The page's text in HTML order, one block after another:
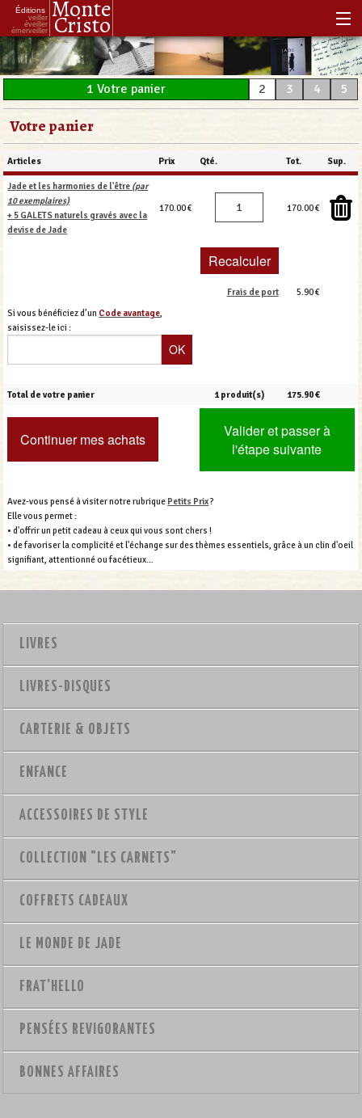
Éditions Monte
Cristo
veiller
éveiller
émerveiller
Accueil
Notre philosophie
Notre boutique
Les Réenchanteurs Associés
1Votre panier 2 3 4 5
Votre panier
Articles Prix Qté. Tot. Sup.
Jade et les harmonies de l'être (par
10 exemplaires)
+ 5 GALETS naturels gravés avec la
devise de Jade
170.00 € 170.00 €
Frais de port
5.90 €
Si vous bénéficiez d’un Code avantage,
saisissez-le ici :
Total de votre panier 1 produit(s) 175.90 €
Continuer mes achats
Valider et passer à
l'étape suivante
Avez-vous pensé à visiter notre rubrique Petits Prix?
Elle vous permet :
• d'offrir un petit cadeau à ceux qui vous sont chers !
• de favoriser la complicité et l'échange sur des thèmes essentiels, grâce à un clin d'oeil
signifiant, attentionné ou facétieux…
LIVRES
LIVRES-DISQUES
CARTERIE & OBJETS
ENFANCE
ACCESSOIRES DE STYLE
COLLECTION "LES CARNETS"
COFFRETS CADEAUX
LE MONDE DE JADE
FRAT'HELLO
PENSÉES REVIGORANTES
BONNES AFFAIRES